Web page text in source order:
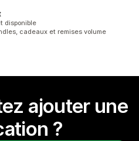
disponible
cadeaux et remises volume
ajouter une
?